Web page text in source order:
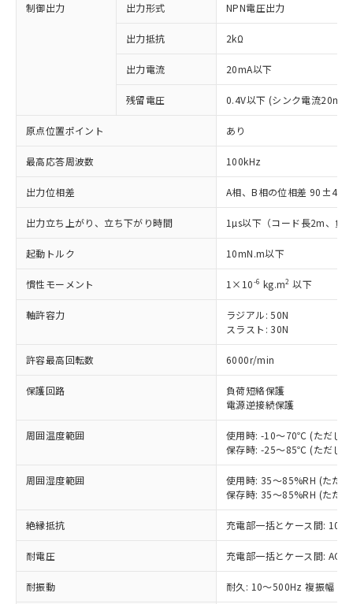
制御出力 出力形式 NPN電圧出力
出力抵抗 2kΩ
出力電流 20mA以下
残留電圧 0.4V以下 (シンク電流20mA
原点位置ポイント あり
最高応答周波数 100kHz
出力位相差 A相、B相の位相差
出力立ち上がり、立ち下がり時間 1µs以下（コード長2m、負
起動トルク 10mN.m以下
慣性モーメント 1×10-6 kg.m2 以下
軸許容力
ラジアル: 50N
スラスト: 30N
許容最高回転数 6000r/min
保護回路
負荷短絡保護
電源逆接続保護
周囲温度範囲
使用時: -10～70℃ (ただし
保存時: -25～85℃ (ただし
周囲湿度範囲
使用時: 35～85%RH (ただ
保存時: 35～85%RH (ただ
絶縁抵抗 充電部一括とケース間:
耐電圧 充電部一括とケース間:
耐振動 耐久: 10～500Hz 複振幅
以下の条件をお読みいただき、同意のうえ
ご利用ください。
本サービスは、当社制御機器事業取扱
商品の当社在庫状況および標準価格
(税抜)を提供させていただくもので
当社制御機器事業取扱商品の中には、
在庫状況および標準価格照会結果は、
記載している更新日時点での社内デー
タに基づき作成されるものであり、閲
覧された時点での実際の在庫および標
※1 対応状況
対応済み：EU RoHS指令（10物質）の
非含有に対応した製品が提供可能な商品で
対応予定：EU RoHS指令（10物質）の非含
有に対応した製品に切り替える予定のある
対応予定なし：EU RoHS指令（10物質）の
定はありません。
調査・確認中：EU RoHS指令（10物質）の
非含有の対応状況を調査中または確認中の
非該当品：ライセンス料など無形物で、有
害物質有無と関係のない商品です。
仕入先様の事情により、非含有部品として
いたものが、含有品と判明した場合などや
むを得ず変更することがあります。
鉛(Pb) 1000ppm以下、 水銀(Hg) 1000ppm以下、 カド
六価クロム(Cr(Ⅵ)) 1000ppm以下、ポリ臭化ビフェニル
※1 中国RoHS○×表
「○」：最大均質材料含有率が中国RoHSの
基準値以下であることを示します。
「×」：最大均質材料含有率が中国RoHSの
基準値を超えていることを示します。
「－」：未確認です。当社販売部門へお問
Pb(鉛) :1000ppm、 Hg(水銀) : 1000ppm、 Cd(カドミウ
当社は、これら貴社製品のうち、外国
為替および外国貿易法に定める商品
（以下｢規制貨物等」という）を輸出
国政府の輸出許可(または役務取引許
可)を取得するなどの必要な手続きを